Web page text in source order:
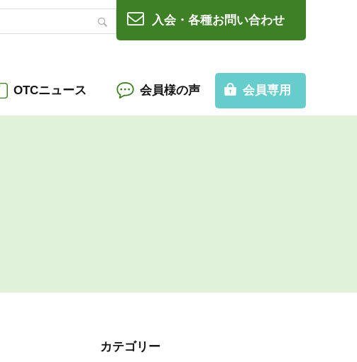
入会・各種お問い合わせ
OTCニュース 会員様の声 会員専用
カテゴリー